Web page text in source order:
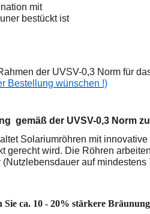
mit
bestückt ist
der UVSV-0,3 Norm für
Bestellung wünschen !)
gemäß der UVSV-0,3 Norm
Solariumröhren mit innovative
gerecht wird. Die Röhren
auf mindestens
ca. 10 - 20% stärkere